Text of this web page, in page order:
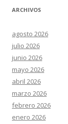
ARCHIVOS
agosto 2026
julio 2026
junio 2026
mayo 2026
abril 2026
marzo 2026
febrero 2026
enero 2026